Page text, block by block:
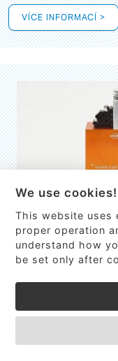
VÍCE INFORMACÍ >
EMILIE
První nano-elektro-
We use cookies!
This website uses
proper operation
understand how
be set only after